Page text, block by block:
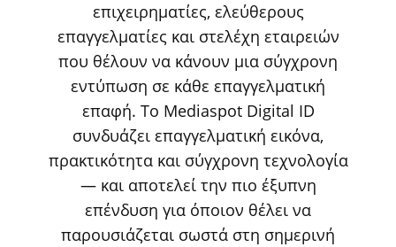
επιχειρηματίες, ελεύθερους
επαγγελματίες και στελέχη εταιρειών
που θέλουν να κάνουν μια σύγχρονη
εντύπωση σε κάθε επαγγελματική
επαφή. Το Mediaspot Digital ID
συνδυάζει επαγγελματική εικόνα,
πρακτικότητα και σύγχρονη τεχνολογία
— και αποτελεί την πιο έξυπνη
επένδυση για όποιον θέλει να
παρουσιάζεται σωστά στη σημερινή